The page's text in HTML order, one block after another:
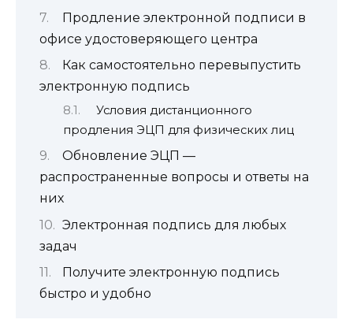
Продление электронной подписи в
офисе удостоверяющего центра
Как самостоятельно перевыпустить
электронную подпись
Условия дистанционного
продления ЭЦП для физических лиц
Обновление ЭЦП —
распространенные вопросы и ответы на
них
Электронная подпись для любых
задач
Получите электронную подпись
быстро и удобно